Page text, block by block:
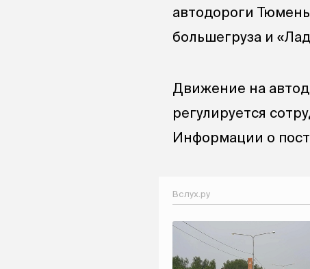
автодороги
большегруза и
Движение на
регулируется
Информации о
Вслух.ру